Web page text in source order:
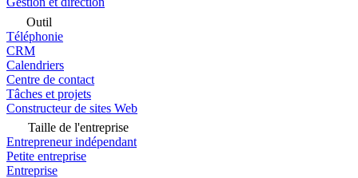
Outil
Téléphonie
CRM
Calendriers
Centre de contact
Tâches et projets
Constructeur de sites Web
Taille de l'entreprise
Entrepreneur indépendant
Petite entreprise
Entreprise